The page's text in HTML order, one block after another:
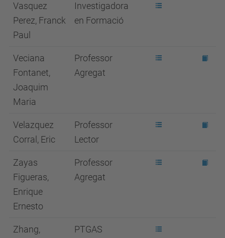
Vasquez
Perez, Franck
Paul
Investigadora
en Formació
Veciana
Fontanet,
Joaquim
Maria
Professor
Agregat
Velazquez
Corral, Eric
Professor
Lector
Zayas
Figueras,
Enrique
Ernesto
Professor
Agregat
Zhang,
PTGAS